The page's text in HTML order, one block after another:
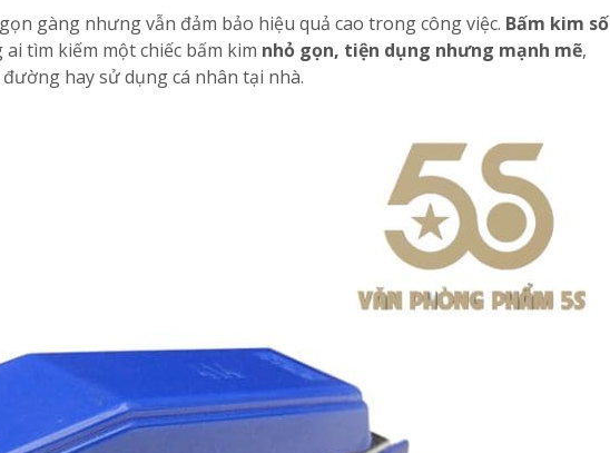
gàng nhưng vẫn đảm bảo hiệu quả cao trong công việc. Bấm kim số
tìm kiếm một chiếc bấm kim nhỏ gọn, tiện dụng nhưng mạnh mẽ,
hay sử dụng cá nhân tại nhà.